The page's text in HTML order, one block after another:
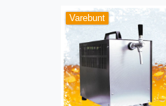
Varebunt